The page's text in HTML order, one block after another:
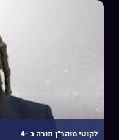
לקוטי מוהר”ן תורה ב ~4